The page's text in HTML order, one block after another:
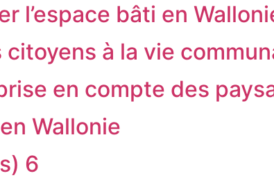
l’espace bâti en
à la vie
en compte des
Wallonie
6